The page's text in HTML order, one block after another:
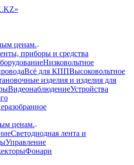
ценам.
приборы и средства
Низковольтное
Всё для КППВысоковольтное
изделия и изделия для
ВидеонаблюдениеУстройства
ценам.
Светодиодная лента и
Управление
Фонари